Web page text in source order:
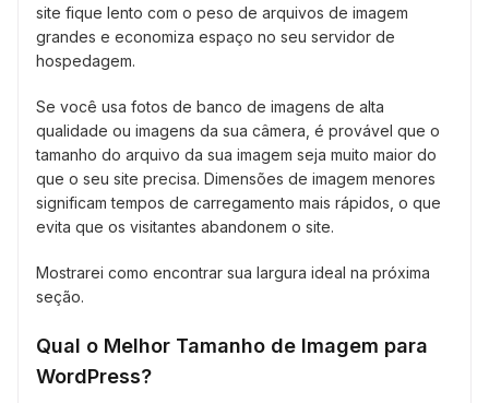
site fique lento com o peso de arquivos de imagem
grandes e economiza espaço no seu servidor de
hospedagem.
Se você usa fotos de banco de imagens de alta
qualidade ou imagens da sua câmera, é provável que o
tamanho do arquivo da sua imagem seja muito maior do
que o seu site precisa. Dimensões de imagem menores
significam tempos de carregamento mais rápidos, o que
evita que os visitantes abandonem o site.
Mostrarei como encontrar sua largura ideal na próxima
seção.
Qual o Melhor Tamanho de Imagem para
WordPress?